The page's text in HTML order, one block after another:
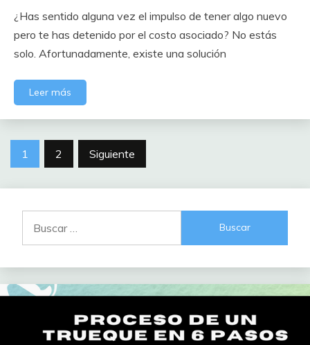
¿Has sentido alguna vez el impulso de tener algo nuevo
pero te has detenido por el costo asociado? No estás
solo. Afortunadamente, existe una solución
Leer más
Paginación
1 2 Siguiente